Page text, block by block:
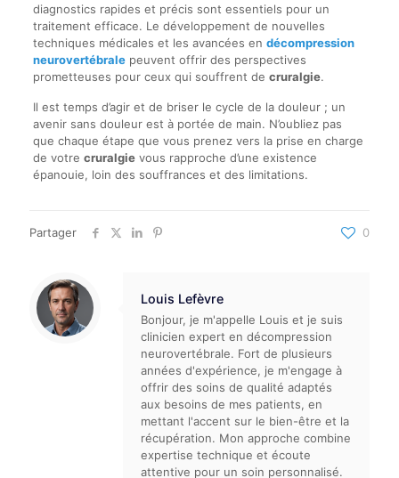
diagnostics rapides et précis sont essentiels pour un
traitement efficace. Le développement de nouvelles
techniques médicales et les avancées en décompression
neurovertébralepeuvent offrir des perspectives
prometteuses pour ceux qui souffrent de cruralgie.
Il est temps d’agir et de briser le cycle de la douleur ; un
avenir sans douleur est à portée de main. N’oubliez pas
que chaque étape que vous prenez vers la prise en charge
de votre cruralgievous rapproche d’une existence
épanouie, loin des souffrances et des limitations.
Partager 0
Louis Lefèvre
Bonjour, je m'appelle Louis et je suis
clinicien expert en décompression
neurovertébrale. Fort de plusieurs
années d'expérience, je m'engage à
offrir des soins de qualité adaptés
aux besoins de mes patients, en
mettant l'accent sur le bien-être et la
récupération. Mon approche combine
expertise technique et écoute
attentive pour un soin personnalisé.